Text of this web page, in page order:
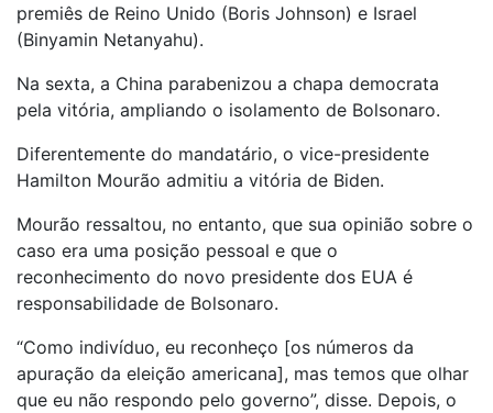
premiês de Reino Unido (Boris Johnson) e Israel
(Binyamin Netanyahu).
Na sexta, a China parabenizou a chapa democrata
pela vitória, ampliando o isolamento de Bolsonaro.
Diferentemente do mandatário, o vice-presidente
Hamilton Mourão admitiu a vitória de Biden.
Mourão ressaltou, no entanto, que sua opinião sobre o
caso era uma posição pessoal e que o
reconhecimento do novo presidente dos EUA é
responsabilidade de Bolsonaro.
“Como indivíduo, eu reconheço [os números da
apuração da eleição americana], mas temos que olhar
que eu não respondo pelo governo”, disse. Depois, o